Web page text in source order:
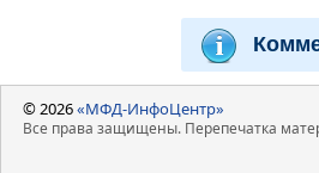
© 2026«МФД-ИнфоЦентр»
Все права защищены. Перепечатка